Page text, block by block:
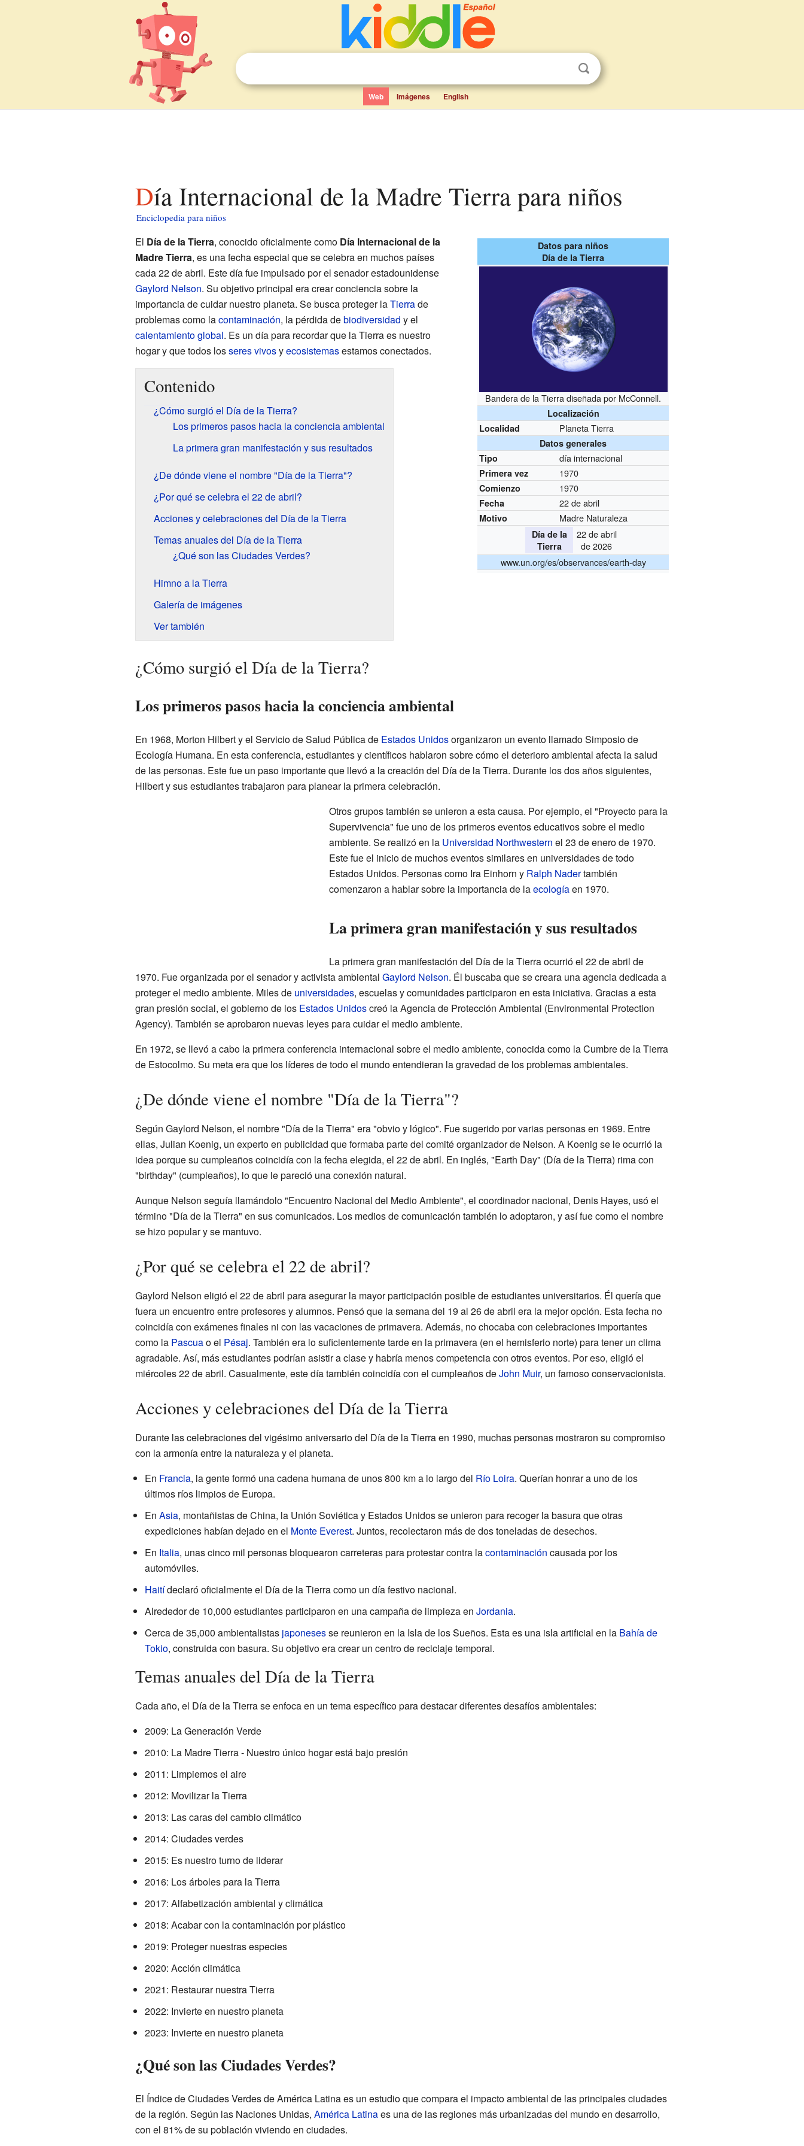
Web Imágenes English
Día Internacional de la Madre Tierra para niños
Enciclopedia para niños
Datos para niños
Día de la Tierra
Bandera de la Tierra diseñada por McConnell.
Localización
Localidad
Planeta Tierra
Datos generales
Tipo
día internacional
Primera vez 1970
Comienzo 1970
Fecha 22 de abril
Motivo Madre Naturaleza
Día de la
Tierra
22 de abril
de 2026
www.un.org/es/observances/earth-day
El Día de la Tierra, conocido oficialmente como Día Internacional de la
Madre Tierra, es una fecha especial que se celebra en muchos países
cada 22 de abril. Este día fue impulsado por el senador estadounidense
Gaylord Nelson. Su objetivo principal era crear conciencia sobre la
importancia de cuidar nuestro planeta. Se busca proteger laTierrade
problemas como lacontaminación, la pérdida debiodiversidad y el
calentamiento global. Es un día para recordar que la Tierra es nuestro
hogar y que todos losseres vivosyecosistemasestamos conectados.
Contenido
¿Cómo surgió el Día de la Tierra?
Los primeros pasos hacia la conciencia ambiental
La primera gran manifestación y sus resultados
¿De dónde viene el nombre "Día de la Tierra"?
¿Por qué se celebra el 22 de abril?
Acciones y celebraciones del Día de la Tierra
Temas anuales del Día de la Tierra
¿Qué son las Ciudades Verdes?
Himno a la Tierra
Galería de imágenes
Ver también
¿Cómo surgió el Día de la Tierra?
Los primeros pasos hacia la conciencia ambiental
En 1968, Morton Hilbert y el Servicio de Salud Pública de Estados Unidosorganizaron un evento llamado Simposio de
Ecología Humana. En esta conferencia, estudiantes y científicos hablaron sobre cómo el deterioro ambiental afecta la salud
de las personas. Este fue un paso importante que llevó a la creación del Día de la Tierra. Durante los dos años siguientes,
Hilbert y sus estudiantes trabajaron para planear la primera celebración.
Otros grupos también se unieron a esta causa. Por ejemplo, el "Proyecto para la
Supervivencia" fue uno de los primeros eventos educativos sobre el medio
ambiente. Se realizó en la Universidad Northwestern el 23 de enero de 1970.
Este fue el inicio de muchos eventos similares en universidades de todo
Estados Unidos. Personas como Ira Einhorn y Ralph Nadertambién
comenzaron a hablar sobre la importancia de laecologíaen 1970.
La primera gran manifestación y sus resultados
La primera gran manifestación del Día de la Tierra ocurrió el 22 de abril de
1970. Fue organizada por el senador y activista ambiental Gaylord Nelson. Él buscaba que se creara una agencia dedicada a
proteger el medio ambiente. Miles de universidades, escuelas y comunidades participaron en esta iniciativa. Gracias a esta
gran presión social, el gobierno de los Estados Unidoscreó la Agencia de Protección Ambiental (Environmental Protection
Agency). También se aprobaron nuevas leyes para cuidar el medio ambiente.
En 1972, se llevó a cabo la primera conferencia internacional sobre el medio ambiente, conocida como la Cumbre de la Tierra
de Estocolmo. Su meta era que los líderes de todo el mundo entendieran la gravedad de los problemas ambientales.
¿De dónde viene el nombre "Día de la Tierra"?
Según Gaylord Nelson, el nombre "Día de la Tierra" era "obvio y lógico". Fue sugerido por varias personas en 1969. Entre
ellas, Julian Koenig, un experto en publicidad que formaba parte del comité organizador de Nelson. A Koenig se le ocurrió la
idea porque su cumpleaños coincidía con la fecha elegida, el 22 de abril. En inglés, "Earth Day" (Día de la Tierra) rima con
"birthday" (cumpleaños), lo que le pareció una conexión natural.
Aunque Nelson seguía llamándolo "Encuentro Nacional del Medio Ambiente", el coordinador nacional, Denis Hayes, usó el
término "Día de la Tierra" en sus comunicados. Los medios de comunicación también lo adoptaron, y así fue como el nombre
se hizo popular y se mantuvo.
¿Por qué se celebra el 22 de abril?
Gaylord Nelson eligió el 22 de abril para asegurar la mayor participación posible de estudiantes universitarios. Él quería que
fuera un encuentro entre profesores y alumnos. Pensó que la semana del 19 al 26 de abril era la mejor opción. Esta fecha no
coincidía con exámenes finales ni con las vacaciones de primavera. Además, no chocaba con celebraciones importantes
como la Pascuao el Pésaj. También era lo suficientemente tarde en la primavera (en el hemisferio norte) para tener un clima
agradable. Así, más estudiantes podrían asistir a clase y habría menos competencia con otros eventos. Por eso, eligió el
miércoles 22 de abril. Casualmente, este día también coincidía con el cumpleaños deJohn Muir, un famoso conservacionista.
Acciones y celebraciones del Día de la Tierra
Durante las celebraciones del vigésimo aniversario del Día de la Tierra en 1990, muchas personas mostraron su compromiso
con la armonía entre la naturaleza y el planeta.
En Francia, la gente formó una cadena humana de unos 800 km a lo largo del Río Loira. Querían honrar a uno de los
últimos ríos limpios de Europa.
En Asia, montañistas de China, la Unión Soviética y Estados Unidos se unieron para recoger la basura que otras
expediciones habían dejado en el Monte Everest. Juntos, recolectaron más de dos toneladas de desechos.
En Italia, unas cinco mil personas bloquearon carreteras para protestar contra lacontaminación causada por los
automóviles.
Haitídeclaró oficialmente el Día de la Tierra como un día festivo nacional.
Alrededor de 10,000 estudiantes participaron en una campaña de limpieza en Jordania.
Cerca de 35,000 ambientalistas japonesesse reunieron en la Isla de los Sueños. Esta es una isla artificial en la Bahía de
Tokio, construida con basura. Su objetivo era crear un centro de reciclaje temporal.
Temas anuales del Día de la Tierra
Cada año, el Día de la Tierra se enfoca en un tema específico para destacar diferentes desafíos ambientales:
2009: La Generación Verde
2010: La Madre Tierra - Nuestro único hogar está bajo presión
2011: Limpiemos el aire
2012: Movilizar la Tierra
2013: Las caras del cambio climático
2014: Ciudades verdes
2015: Es nuestro turno de liderar
2016: Los árboles para la Tierra
2017: Alfabetización ambiental y climática
2018: Acabar con la contaminación por plástico
2019: Proteger nuestras especies
2020: Acción climática
2021: Restaurar nuestra Tierra
2022: Invierte en nuestro planeta
2023: Invierte en nuestro planeta
¿Qué son las Ciudades Verdes?
El Índice de Ciudades Verdes de América Latina es un estudio que compara el impacto ambiental de las principales ciudades
de la región. Según las Naciones Unidas, América Latinaes una de las regiones más urbanizadas del mundo en desarrollo,
con el 81% de su población viviendo en ciudades.